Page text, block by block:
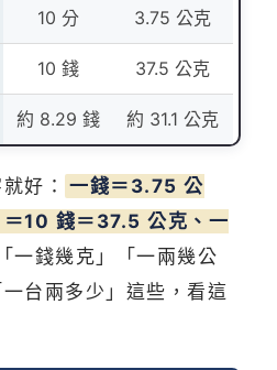
10 分 3.75 公克
10 錢 37.5 公克
約 8.29 錢 約 31.1 公克
好：
一錢＝3.75 公
10 錢＝37.5 公克、一
「一錢幾克」「一兩幾公
台兩多少」這些，看這